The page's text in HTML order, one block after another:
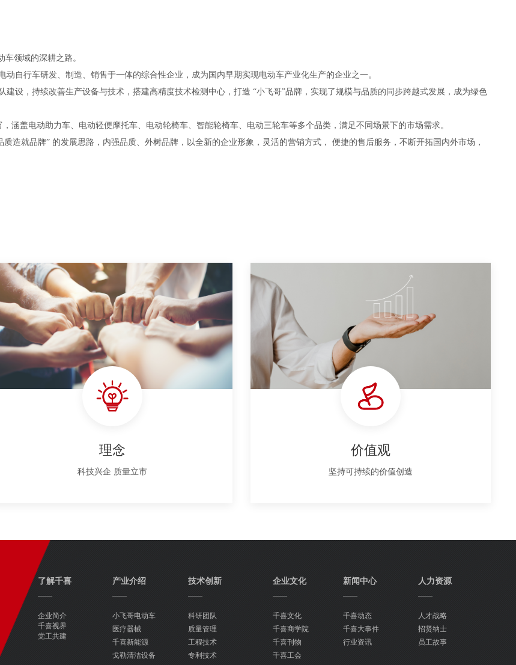
领域的深耕之路。
自行车研发、制造、销售于一体的综合性企业，成为国内早期实现电动车产业化生产的企业之一。
设，持续改善生产设备与技术，搭建高精度技术检测中心，打造 “小飞哥”品牌，实现了规模与品质的同步跨越式发展，成为绿色
涵盖电动助力车、电动轻便摩托车、电动轮椅车、智能轮椅车、电动三轮车等多个品类，满足不同场景下的市场需求。
造就品牌” 的发展思路，内强品质、外树品牌，以全新的企业形象，灵活的营销方式， 便捷的售后服务，不断开拓国内外市场，
理念
科技兴企 质量立市
价值观
坚持可持续的价值创造
了解千喜
——
企业简介
千喜视界
党工共建
产业介绍
——
小飞哥电动车
医疗器械
千喜新能源
戈勒清洁设备
技术创新
——
科研团队
质量管理
工程技术
专利技术
新闻中心
——
千喜动态
千喜大事件
行业资讯
人力资源
——
人才战略
招贤纳士
员工故事
企业文化
——
千喜文化
千喜商学院
千喜刊物
千喜工会